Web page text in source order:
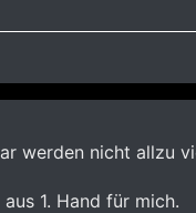
werden nicht allzu
1. Hand für mich.